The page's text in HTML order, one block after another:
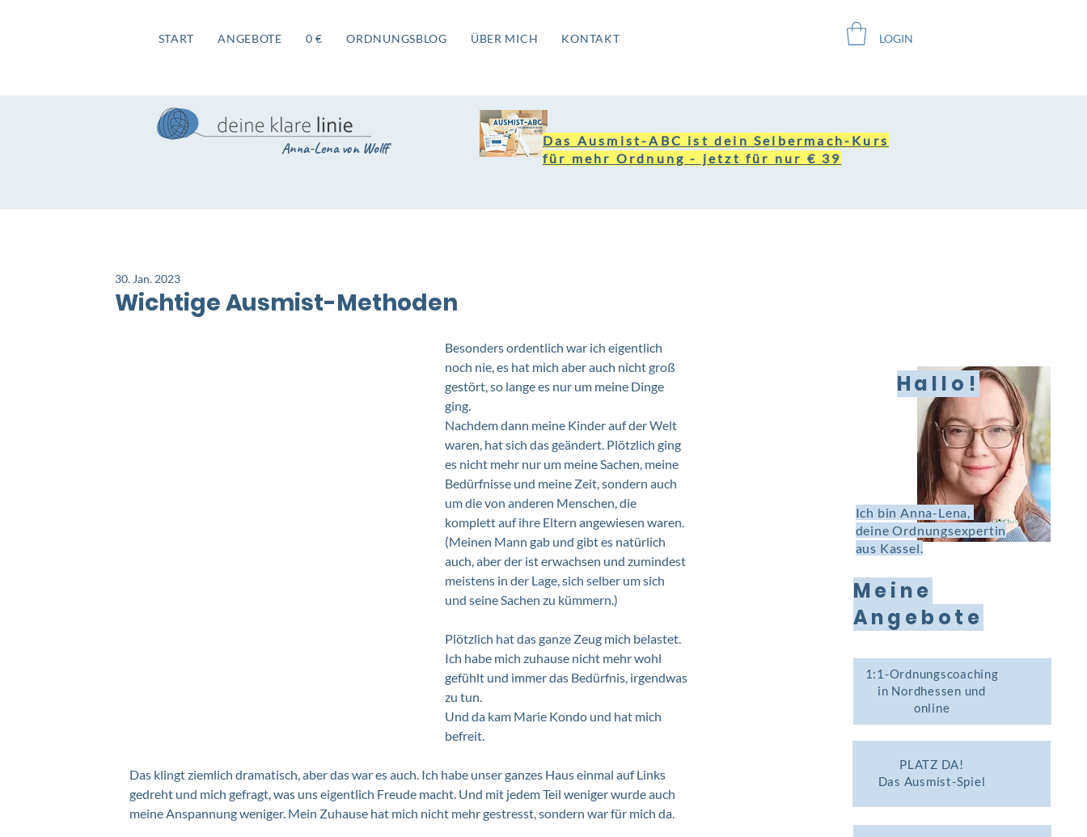
START ANGEBOTE 0 € ORDNUNGSBLOG ÜBER MICH KONTAKT LOGIN
Anna-Lena von Wolff
Das Ausmist-ABC ist dein Selbermach-Kurs
für mehr Ordnung - jetzt für nur € 39
Wichtige Ausmist-Methoden
30. Jan. 2023
Besonders ordentlich war ich eigentlich
noch nie, es hat mich aber auch nicht groß
gestört, so lange es nur um meine Dinge
ging.
Nachdem dann meine Kinder auf der Welt
waren, hat sich das geändert. Plötzlich ging
es nicht mehr nur um meine Sachen, meine
Bedürfnisse und meine Zeit, sondern auch
um die von anderen Menschen, die
komplett auf ihre Eltern angewiesen waren.
(Meinen Mann gab und gibt es natürlich
auch, aber der ist erwachsen und zumindest
meistens in der Lage, sich selber um sich
und seine Sachen zu kümmern.)
Plötzlich hat das ganze Zeug mich belastet.
Ich habe mich zuhause nicht mehr wohl
gefühlt und immer das Bedürfnis, irgendwas
zu tun.
Und da kam Marie Kondo und hat mich
befreit.
Das klingt ziemlich dramatisch, aber das war es auch. Ich habe unser ganzes Haus einmal auf Links
gedreht und mich gefragt, was uns eigentlich Freude macht. Und mit jedem Teil weniger wurde auch
meine Anspannung weniger. Mein Zuhause hat mich nicht mehr gestresst, sondern war für mich da.
Meine
Angebote
1:1-Ordnungscoaching
in Nordhessen und
online
PLATZ DA!
Das Ausmist-Spiel
Hallo!
Ich bin Anna-Lena,
deine Ordnungsexpertin
aus Kassel.